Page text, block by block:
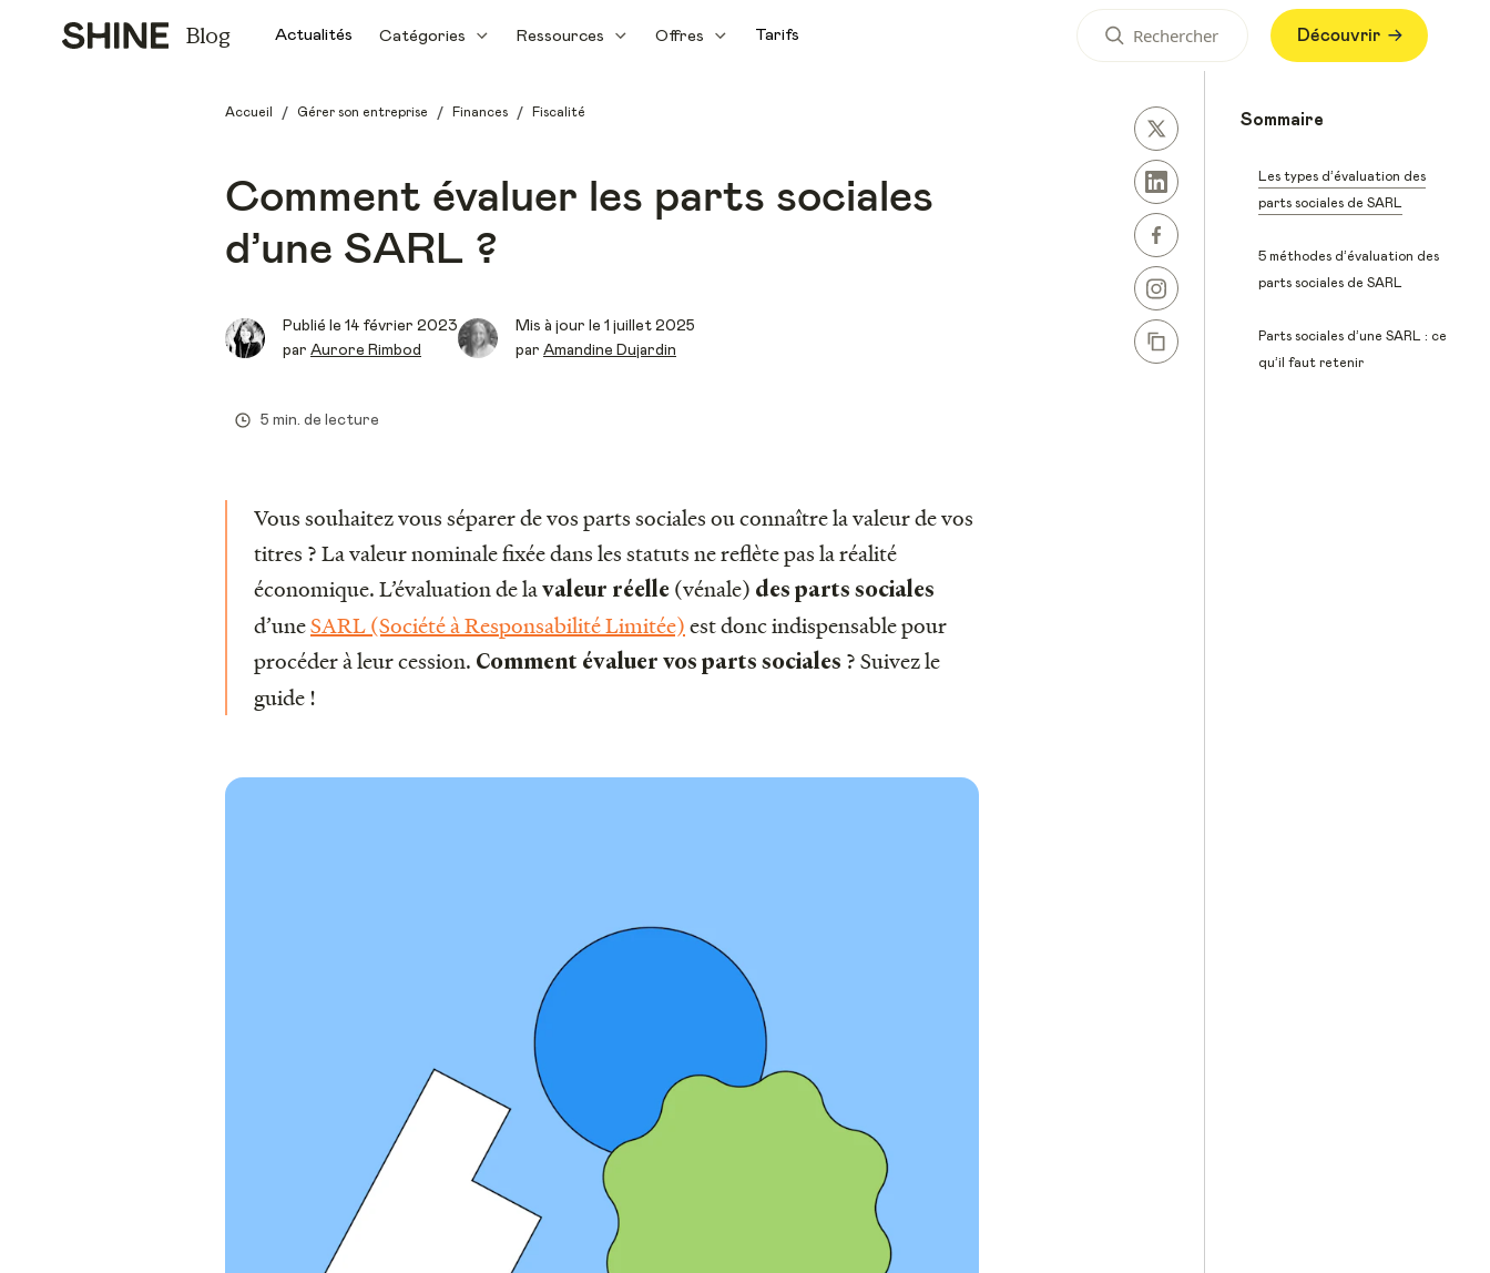
Blog Actualités Catégories Ressources Offres Tarifs Découvrir
Accueil / Gérer son entreprise / Finances / Fiscalité
Comment évaluer les parts sociales
d’une SARL ?
Publié le 14 février 2023
par Aurore Rimbod
Mis à jour le 1 juillet 2025
par Amandine Dujardin
5 min. de lecture
Vous souhaitez vous séparer de vos parts sociales ou connaître la valeur de vos
titres ? La valeur nominale fixée dans les statuts ne reflète pas la réalité
économique. L’évaluation de lavaleur réelle (vénale) des parts sociales
d’uneSARL (Société à Responsabilité Limitée)est donc indispensable pour
procéder à leur cession. Comment évaluer vos parts sociales ? Suivez le
guide !
Sommaire
Les types d’évaluation des
parts sociales de SARL
5 méthodes d’évaluation des
parts sociales de SARL
Parts sociales d’une SARL : ce
qu’il faut retenir